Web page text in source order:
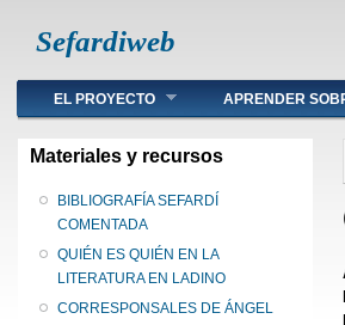
Sefardiweb
Main menu
EL PROYECTO APRENDER
Materiales y recursos
BIBLIOGRAFÍA SEFARDÍ
COMENTADA
QUIÉN ES QUIÉN EN LA
LITERATURA EN LADINO
CORRESPONSALES DE ÁNGEL